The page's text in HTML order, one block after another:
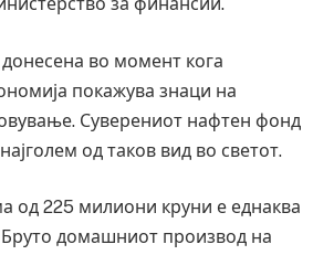
во момент кога
покажува знаци на
Суверениот нафтен фонд
од таков вид во светот.
од 225 милиони круни е еднаква
Бруто домашниот производ на